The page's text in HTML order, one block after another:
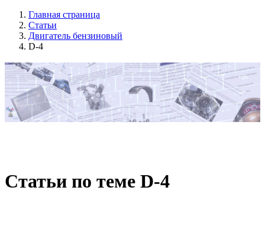
Главная страница
Статьи
Двигатель бензиновый
D-4
Статьи по теме D-4